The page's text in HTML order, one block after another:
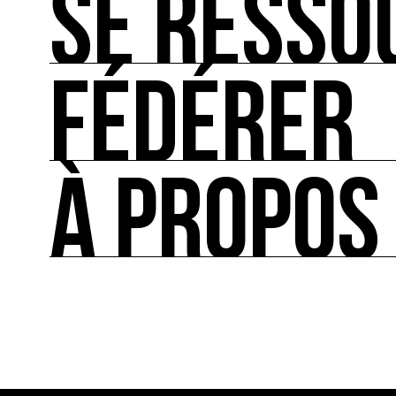
Les bonnes pratiques, guides et outils pour
SE
SE RESSOURCER
Les ressources théoriques et inspirantes sur
FÉDÉRER
FÉDÉRER
Le répertoire des acteurs de l’écologie
À PROPOS